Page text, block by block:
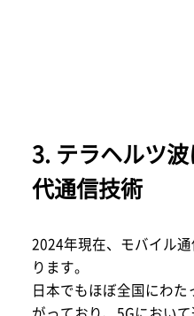
3. テラヘルツ
代通信技術
2024年現在、モバイル
ります。
日本でもほぼ全国にわ